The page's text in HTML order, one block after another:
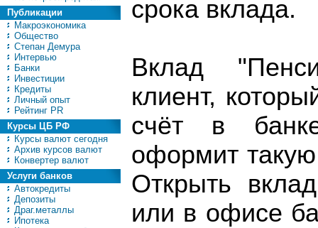
Публикации
Макроэкономика
Общество
Степан Демура
Интервью
Банки
Инвестиции
Кредиты
Личный опыт
Рейтинг PR
Курсы ЦБ РФ
Курсы валют сегодня
Архив курсов валют
Конвертер валют
Услуги банков
Автокредиты
Депозиты
Драг.металлы
Ипотека
срока вклада.
Вклад
клиент,
счёт в
оформит
Открыть
или в офисе